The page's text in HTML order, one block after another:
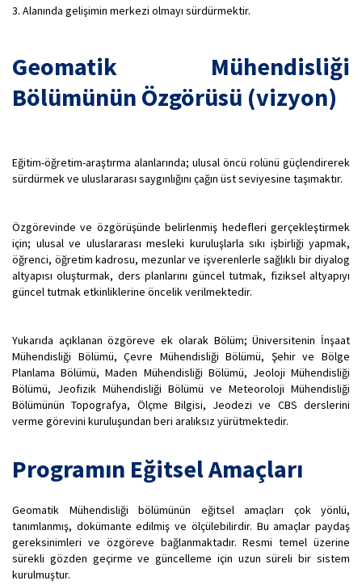
3. Alanında gelişimin merkezi olmayı sürdürmektir.
Geomatik Mühendisliği
Bölümünün Özgörüsü (vizyon)
Eğitim-öğretim-araştırma alanlarında; ulusal öncü rolünü güçlendirerek
sürdürmek ve uluslararası saygınlığını çağın üst seviyesine taşımaktır.
Özgörevinde ve özgörüşünde belirlenmiş hedefleri gerçekleştirmek
için; ulusal ve uluslararası mesleki kuruluşlarla sıkı işbirliği yapmak,
öğrenci, öğretim kadrosu, mezunlar ve işverenlerle sağlıklı bir diyalog
altyapısı oluşturmak, ders planlarını güncel tutmak, fiziksel altyapıyı
güncel tutmak etkinliklerine öncelik verilmektedir.
Yukarıda açıklanan özgöreve ek olarak Bölüm; Üniversitenin İnşaat
Mühendisliği Bölümü, Çevre Mühendisliği Bölümü, Şehir ve Bölge
Planlama Bölümü, Maden Mühendisliği Bölümü, Jeoloji Mühendisliği
Bölümü, Jeofizik Mühendisliği Bölümü ve Meteoroloji Mühendisliği
Bölümünün Topografya, Ölçme Bilgisi, Jeodezi ve CBS derslerini
verme görevini kuruluşundan beri aralıksız yürütmektedir.
Programın Eğitsel Amaçları
Geomatik Mühendisliği bölümünün eğitsel amaçları çok yönlü,
tanımlanmış, dokümante edilmiş ve ölçülebilirdir. Bu amaçlar paydaş
gereksinimleri ve özgöreve bağlanmaktadır. Resmi temel üzerine
sürekli gözden geçirme ve güncelleme için uzun süreli bir sistem
kurulmuştur.